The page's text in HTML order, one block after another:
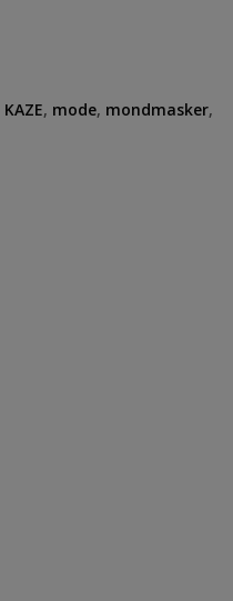
KAZE, mode, mondmasker,